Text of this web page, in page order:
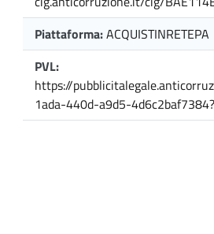
Piattaforma:ACQUISTINRETEPA
PVL:
https://
1ada-440d-a9d5-